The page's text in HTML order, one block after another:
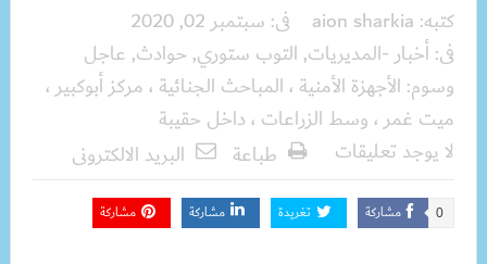
كتبه: aion sharkia فى: سبتمبر 02, 2020
فى:أخبار -المديريات, التوب ستوري, حوادث, عاجل
وسوم: الأجهزة الأمنية ، المباحث الجنائية ، مركز أبوكبير ،
ميت غمر ، وسط الزراعات ، داخل حقيبة
لا يوجد تعليقات
طباعة البريد الالكترونى
مشاركة 0 تغريدة مشاركة مشاركة